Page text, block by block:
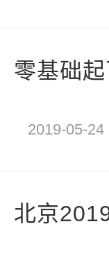
零基础
2019-05-24
北京